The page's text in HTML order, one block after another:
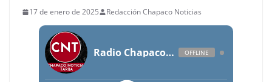
17 de enero de 2025 Redacción Chapaco Noticias
Radio Chapaco Noticias Las 24 horas en vivo OFFLINE